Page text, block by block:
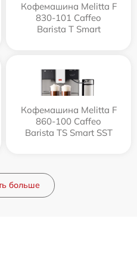
Кофемашина Melitta F
830-101 Caffeo
Barista T Smart
Кофемашина Melitta F
860-100 Caffeo
Barista TS Smart SST
больше